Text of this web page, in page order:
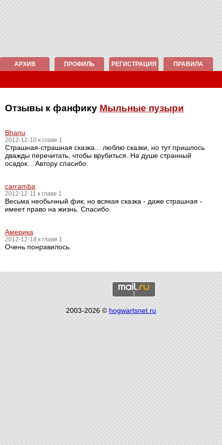
АРХИВ ПРОФИЛЬ РЕГИСТРАЦИЯ ПРАВИЛА
Отзывы к фанфику Мыльные пузыри
Bhanu
2012-12-10 к главе 1
Страшная-страшная сказка... люблю сказки, но тут пришлось
дважды перечитать, чтобы врубиться. На душе странный
осадок... Автору спасибо.
carramba
2012-12-11 к главе 1
Весьма необычный фик, но всякая сказка - даже страшная -
имеет право на жизнь. Спасибо.
Америка
2012-12-18 к главе 1
Очень понравилось.
2003-2026 ©hogwartsnet.ru